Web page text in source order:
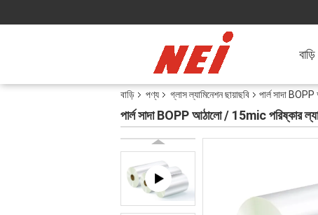
বাড়ি
বাড়ি পণ্য গ্লাস ল্যামিনেশন ছায়াছবি পার্ল সাদা
পার্ল সাদা BOPP আঠালো / 15mic পরিষ্কার